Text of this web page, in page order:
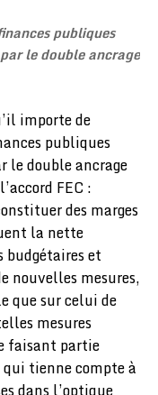
publiques
le double ancrage
importe de
publiques
le double ancrage
FEC :
des marges
la nette
budgétaires et
nouvelles mesures,
que sur celui de
mesures
faisant partie
tienne compte à